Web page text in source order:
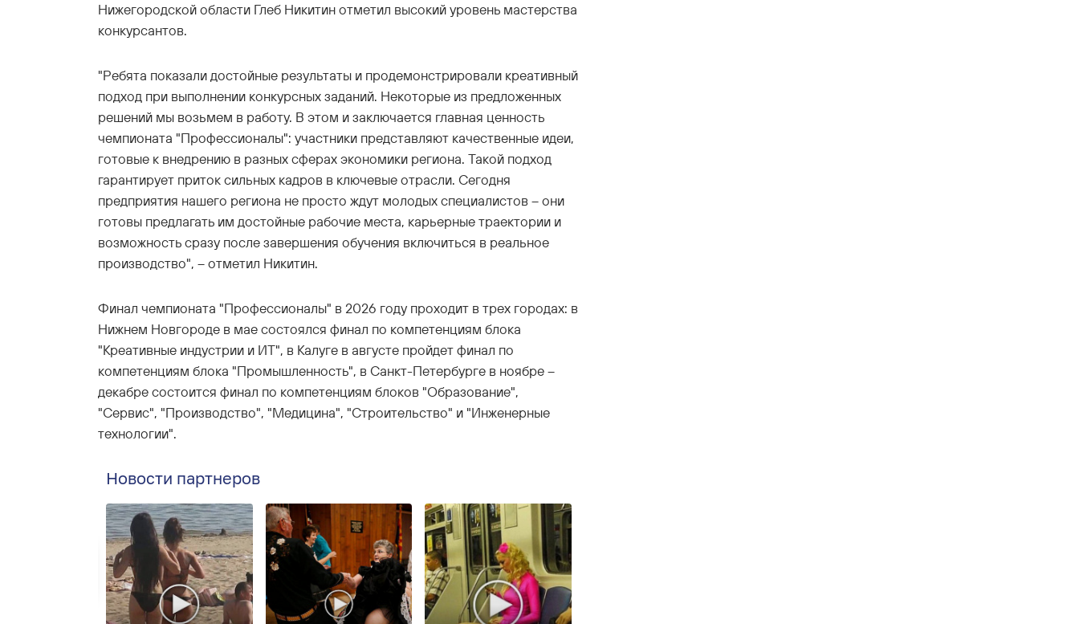
Нижегородской области Глеб Никитин отметил высокий уровень мастерства
конкурсантов.
"Ребята показали достойные результаты и продемонстрировали креативный
подход при выполнении конкурсных заданий. Некоторые из предложенных
решений мы возьмем в работу. В этом и заключается главная ценность
чемпионата "Профессионалы": участники представляют качественные идеи,
готовые к внедрению в разных сферах экономики региона. Такой подход
гарантирует приток сильных кадров в ключевые отрасли. Сегодня
предприятия нашего региона не просто ждут молодых специалистов – они
готовы предлагать им достойные рабочие места, карьерные траектории и
возможность сразу после завершения обучения включиться в реальное
производство", – отметил Никитин.
Финал чемпионата "Профессионалы" в 2026 году проходит в трех городах: в
Нижнем Новгороде в мае состоялся финал по компетенциям блока
"Креативные индустрии и ИТ", в Калуге в августе пройдет финал по
компетенциям блока "Промышленность", в Санкт-Петербурге в ноябре –
декабре состоится финал по компетенциям блоков "Образование",
"Сервис", "Производство", "Медицина", "Строительство" и "Инженерные
технологии".
Новости партнеров